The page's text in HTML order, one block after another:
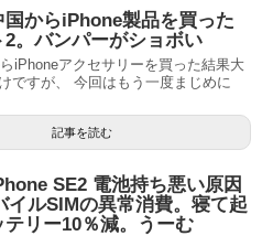
国からiPhone製品を買った
。バンパーがショボい
iPhoneアクセサリーを買った結果大
ですが、 今回はもう一度まじめに
記事を読む
SE2 電池持ち悪い原因
イルSIMの異常消費。寝て起
テリー10％減。うーむ